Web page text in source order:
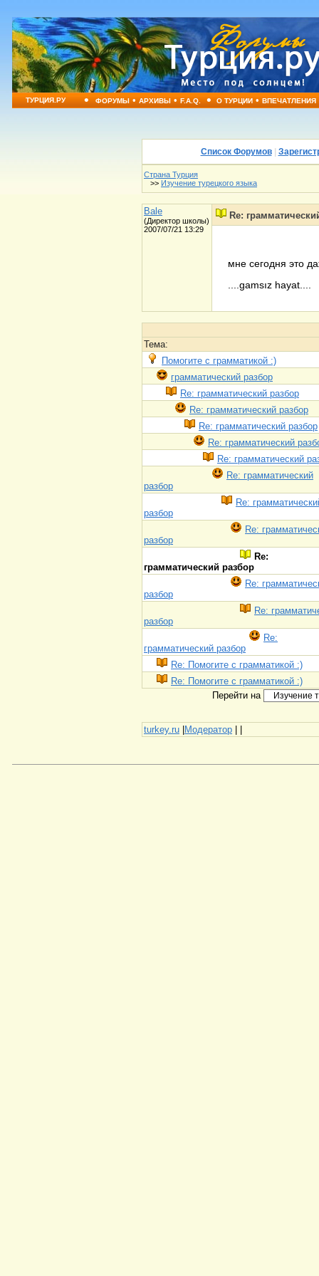
ТУРЦИЯ.РУ • ФОРУМЫ•АРХИВЫ•F.A.Q. • О ТУРЦИИ•ВПЕЧАТЛЕНИЯ
Список Форумов|
Страна Турция
>> Изучение турецкого языка
Bale
(Директор школы)
2007/07/21 13:29
Re:
мне сегодня это
....gamsız hayat....
Тема:
Помогите с грамматикой :)
грамматический разбор
Re: грамматический разбор
Re: грамматический разбор
Re: грамматический разбор
Re: грамматический
Re: грамматический
Re: грамматический
разбор
Re:
разбор
Re:
разбор
Re:
грамматический разбор
Re:
разбор
Re:
разбор
Re:
грамматический разбор
Re: Помогите с грамматикой :)
Re: Помогите с грамматикой :)
Перейти на
turkey.ru |Модератор | |